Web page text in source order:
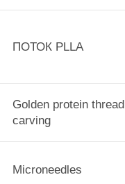
ПОТОК PLLA
Golden protein thread
carving
Microneedles